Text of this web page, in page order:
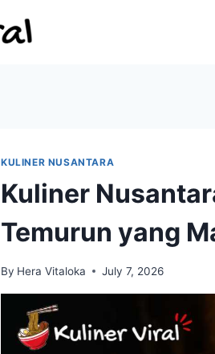
KULINER NUSANTARA
Kuliner
Temurun yang
By Hera Vitaloka July 7, 2026